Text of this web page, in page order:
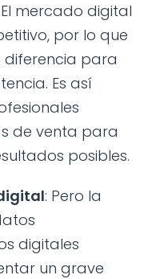
mercado digital
por lo que
diferencia para
Es así
de venta para
posibles.
: Pero la
digitales
un grave